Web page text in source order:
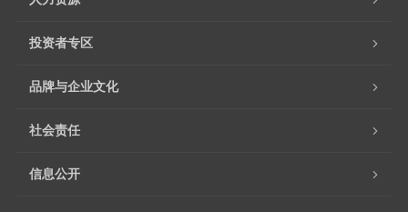
投资者专区
品牌与企业文化
社会责任
信息公开